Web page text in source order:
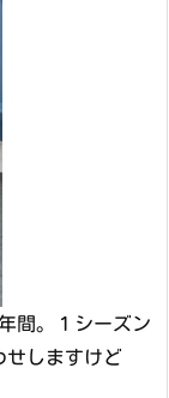
間。１シーズン
せしますけど